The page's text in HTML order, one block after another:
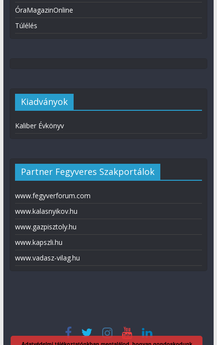
ÓraMagazinOnline
Túlélés
Kiadványok
Kaliber Évkönyv
Partner Fegyveres Szakportálok
www.fegyverforum.com
www.kalasnyikov.hu
www.gazpisztoly.hu
www.kapszli.hu
www.vadasz-vilag.hu